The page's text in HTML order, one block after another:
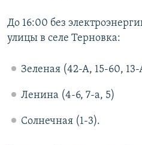
До 16:00 без
улицы в селе Терновка:
Зеленая (42-А, 15-60,
Ленина (4-6, 7-а, 5)
Солнечная (1-3).